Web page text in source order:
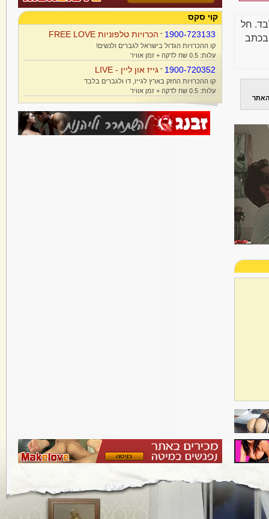
חל
בכתב
האתר
קוי סקס
1900-723133
- הכרויות טלפוניות FREE LOVE
קו ההכרויות הגדול בישראל לגברים ולנשים!
עלות: 0.5 שח לדקה + זמן אוויר
1900-720352
- גייז און ליין - LIVE
קו ההכרויות החזק בארץ לגייז, דו ולגברים בלבד
עלות: 0.5 שח לדקה + זמן אוויר